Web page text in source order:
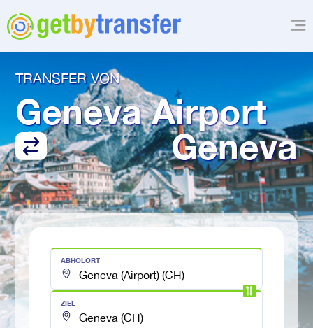
TRANSFER VON
Geneva Airport
Geneva
ABHOLORT
ZIEL